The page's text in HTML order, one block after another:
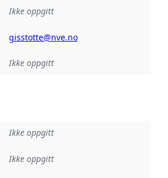
Ikke oppgitt
gisstotte@nve.no
Ikke oppgitt
Ikke oppgitt
:
Ikke oppgitt